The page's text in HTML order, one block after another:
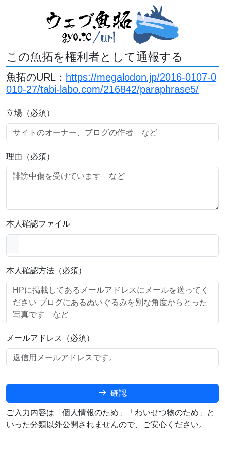
この魚拓を権利者として通報する
魚拓のURL： https://megalodon.jp/2016-0107-0
010-27/tabi-labo.com/216842/paraphrase5/
立場（必須）
理由（必須）
本人確認ファイル
本人確認方法（必須）
メールアドレス（必須）
確認
ご入力内容は「個人情報のため」「わいせつ物のため」と
いった分類以外公開されませんので、ご安心ください。